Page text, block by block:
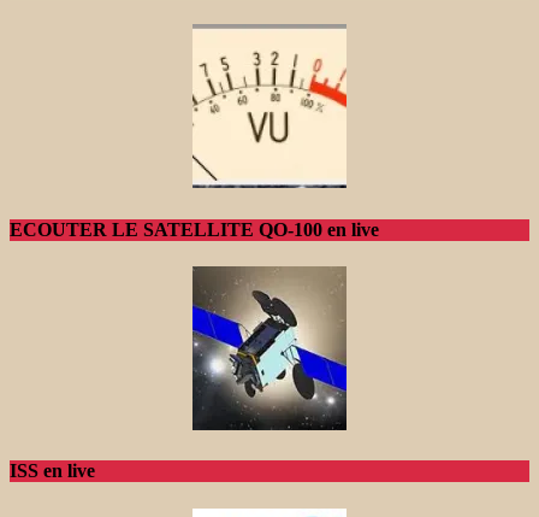
ECOUTER LE SATELLITE QO-100 en live
ISS en live